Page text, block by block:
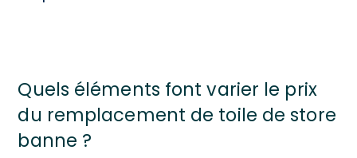
Quels éléments font varier le prix
du remplacement de toile de store
banne ?